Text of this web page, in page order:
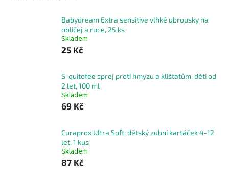
Babydream Extra sensitive vlhké ubrousky na
obličej a ruce, 25 ks
Skladem
25 Kč
S-quitofee sprej proti hmyzu a klíšťatům, děti od
2 let, 100 ml
Skladem
69 Kč
Curaprox Ultra Soft, dětský zubní kartáček 4-12
let, 1 kus
Skladem
87 Kč